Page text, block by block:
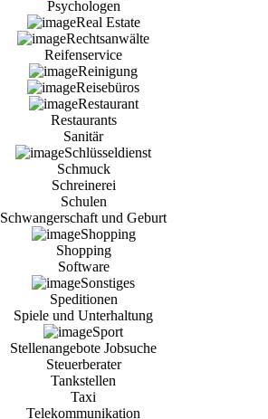
Psychologen
Real Estate
Rechtsanwälte
Reifenservice
Reinigung
Reisebüros
Restaurant
Restaurants
Sanitär
Schlüsseldienst
Schmuck
Schreinerei
Schulen
Schwangerschaft und Geburt
Shopping
Shopping
Software
Sonstiges
Speditionen
Spiele und Unterhaltung
Sport
Stellenangebote Jobsuche
Steuerberater
Tankstellen
Taxi
Telekommunikation